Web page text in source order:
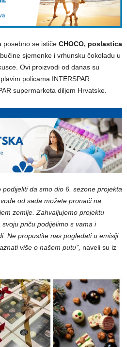
posebno se ističe CHOCO, poslastica
sjemenke i vrhunsku čokoladu u
Ovi proizvodi od danas su
policama INTERSPAR
supermarketa diljem Hrvatske.
podijeliti da smo dio 6. sezone projekta
od sada možete pronaći na
zemlje. Zahvaljujemo projektu
priču podijelimo s vama i
Ne propustite nas pogledati u emisiji
više o našem putu”, naveli su iz